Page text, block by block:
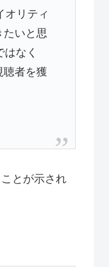
オリティ
いと思
なく
聴者を獲
とが示され